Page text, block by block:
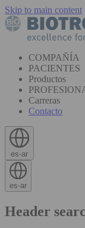
Skip to main content
COMPAÑÍA
PACIENTES
Productos
Carreras
Contacto
es-ar
es-ar
Header